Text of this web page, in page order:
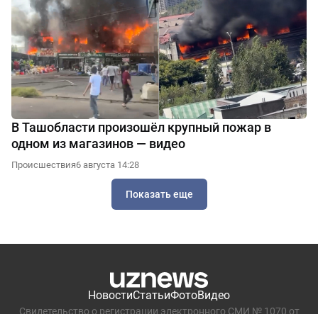
В Ташобласти произошёл крупный пожар в
одном из магазинов — видео
Происшествия6 августа 14:28
Показать еще
НовостиСтатьиФотоВидео
Свидетельство о регистрации электронного СМИ № 1070 от